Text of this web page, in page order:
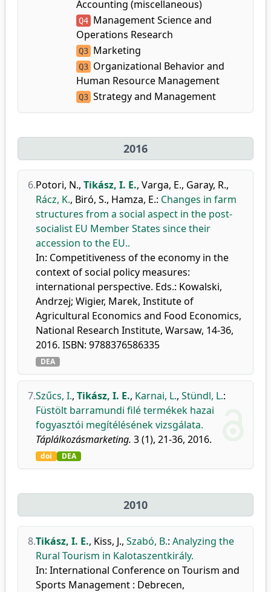
Accounting (miscellaneous)
Q4 Management Science and
Operations Research
Q3 Marketing
Q3 Organizational Behavior and
Human Resource Management
Q3 Strategy and Management
2016
6.Potori, N., Tikász, I. E., Varga, E., Garay, R.,
Rácz, K., Biró, S., Hamza, E.: Changes in farm
structures from a social aspect in the post-
socialist EU Member States since their
accession to the EU..
In: Competitiveness of the economy in the
context of social policy measures:
international perspective. Eds.: Kowalski,
Andrzej; Wigier, Marek, Institute of
Agricultural Economics and Food Economics,
National Research Institute, Warsaw, 14-36,
2016. ISBN: 9788376586335
DEA
7.Szűcs, I., Tikász, I. E., Karnai, L., Stündl, L.:
Füstölt barramundi filé termékek hazai
fogyasztói megítélésének vizsgálata.
Táplálkozásmarketing. 3 (1), 21-36, 2016.
doi DEA
2010
8.Tikász, I. E., Kiss, J., Szabó, B.: Analyzing the
Rural Tourism in Kalotaszentkirály.
In: International Conference on Tourism and
Sports Management : Debrecen,